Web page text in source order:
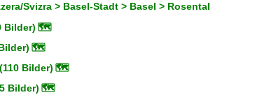
Svizra > Basel-Stadt > Basel > Rosental
Bilder) 🗺
🗺
Bilder) 🗺
Bilder) 🗺